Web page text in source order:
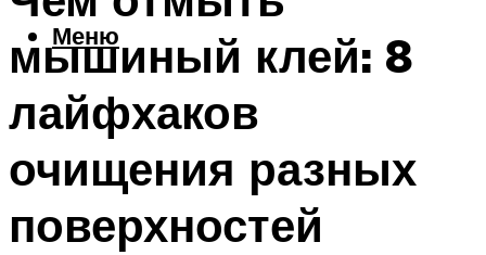
Меню
мышиный клей: 8
лайфхаков
очищения разных
поверхностей